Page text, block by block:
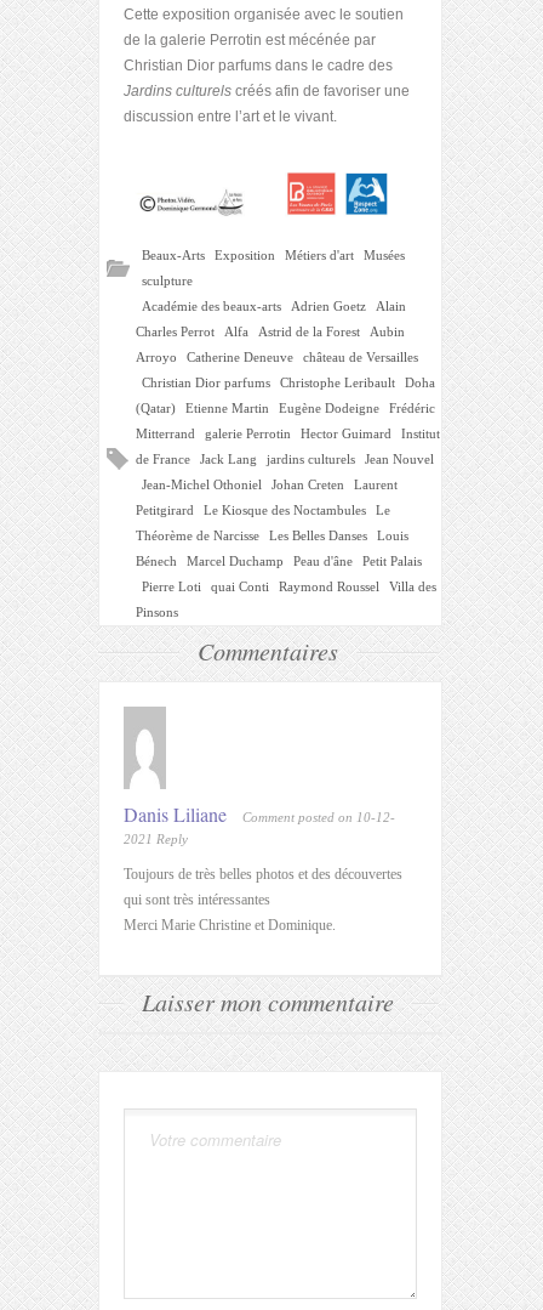
Cette exposition organisée avec le soutien
de la galerie Perrotin est mécénée par
Christian Dior parfums dans le cadre des
Jardins culturels créés afin de favoriser une
discussion entre l’art et le vivant.
Beaux-Arts Exposition Métiers d'art
Musées
sculpture
Académie des beaux-arts
Adrien Goetz
Alain
Charles Perrot
Alfa Astrid de la Forest
Aubin
Arroyo
Catherine Deneuve
château de Versailles
Christian Dior parfums
Christophe Leribault
Doha
(Qatar)
Etienne Martin Eugène Dodeigne
Frédéric
Mitterrand
galerie Perrotin Hector Guimard
Institut
de France
Jack Lang jardins culturels
Jean Nouvel
Jean-Michel Othoniel
Johan Creten
Laurent
Petitgirard
Le Kiosque des Noctambules
Le
Théorème de Narcisse
Les Belles Danses
Louis
Bénech
Marcel Duchamp Peau d'âne
Petit Palais
Pierre Loti
quai Conti Raymond Roussel
Villa des
Pinsons
Commentaires
Danis Liliane
Comment posted on 10-12-
2021 Reply
Toujours de très belles photos et des découvertes
qui sont très intéressantes
Merci Marie Christine et Dominique.
Laisser mon commentaire